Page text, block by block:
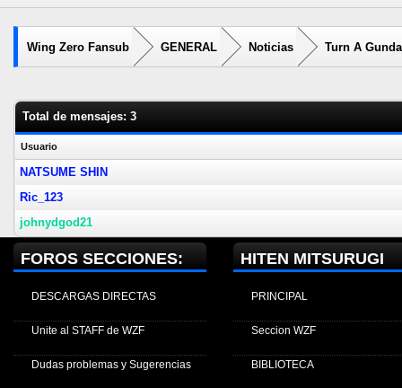
Wing Zero Fansub GENERAL Noticias Turn A
Total de mensajes: 3
Usuario
NATSUME SHIN
Ric_123
johnydgod21
FOROS SECCIONES:
DESCARGAS DIRECTAS
Unite al STAFF de WZF
Dudas problemas y Sugerencias
HITEN MITSURUGI
PRINCIPAL
Seccion WZF
BIBLIOTECA